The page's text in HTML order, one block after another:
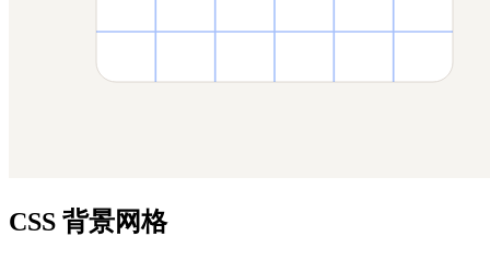
CSS 背景网格